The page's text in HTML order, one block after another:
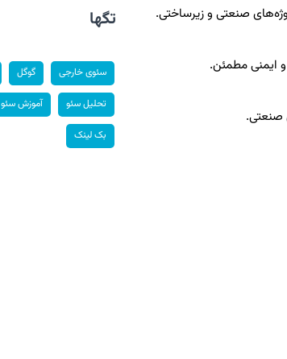
صنعتی و زیرساختی.
ایمنی مطمئن.
صنعتی.
تگها
سئوی خارجی گوگل
تحلیل سئو آموزش سئو
بک لینک